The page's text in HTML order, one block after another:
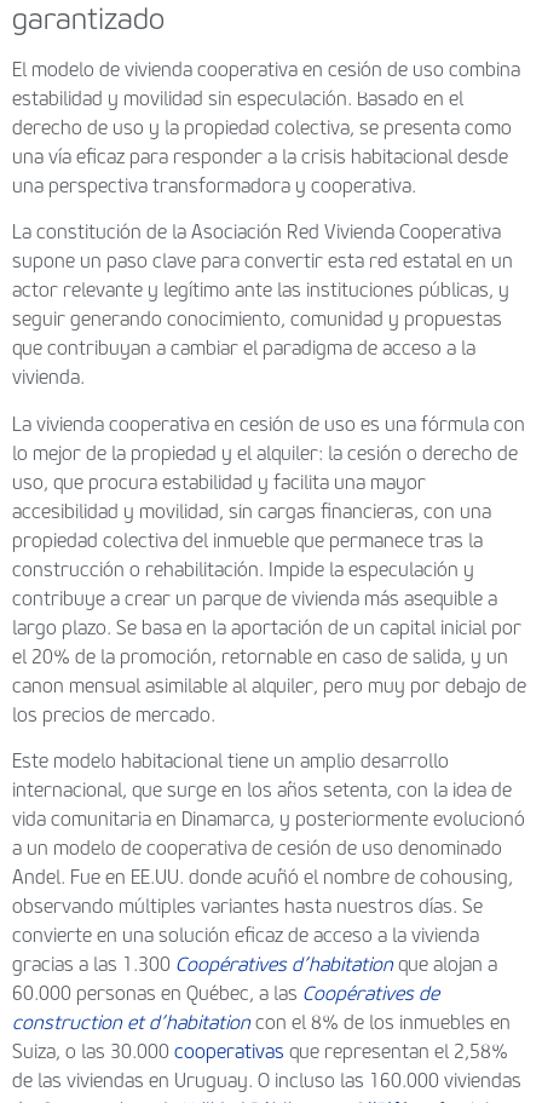
garantizado
El modelo de vivienda cooperativa en cesión de uso combina
estabilidad y movilidad sin especulación. Basado en el
derecho de uso y la propiedad colectiva, se presenta como
una vía eficaz para responder a la crisis habitacional desde
una perspectiva transformadora y cooperativa.
La constitución de la Asociación Red Vivienda Cooperativa
supone un paso clave para convertir esta red estatal en un
actor relevante y legítimo ante las instituciones públicas, y
seguir generando conocimiento, comunidad y propuestas
que contribuyan a cambiar el paradigma de acceso a la
vivienda.
La vivienda cooperativa en cesión de uso es una fórmula con
lo mejor de la propiedad y el alquiler: la cesión o derecho de
uso, que procura estabilidad y facilita una mayor
accesibilidad y movilidad, sin cargas financieras, con una
propiedad colectiva del inmueble que permanece tras la
construcción o rehabilitación. Impide la especulación y
contribuye a crear un parque de vivienda más asequible a
largo plazo. Se basa en la aportación de un capital inicial por
el 20% de la promoción, retornable en caso de salida, y un
canon mensual asimilable al alquiler, pero muy por debajo de
los precios de mercado.
Este modelo habitacional tiene un amplio desarrollo
internacional, que surge en los años setenta, con la idea de
vida comunitaria en Dinamarca, y posteriormente evolucionó
a un modelo de cooperativa de cesión de uso denominado
Andel. Fue en EE.UU. donde acuñó el nombre de cohousing,
observando múltiples variantes hasta nuestros días. Se
convierte en una solución eficaz de acceso a la vivienda
gracias a las 1.300 Coopératives d’habitationque alojan a
60.000 personas en Québec, a las Coopératives de
construction et d’habitationcon el 8% de los inmuebles en
Suiza, o las 30.000 cooperativas que representan el 2,58%
de las viviendas en Uruguay. O incluso las 160.000 viviendas